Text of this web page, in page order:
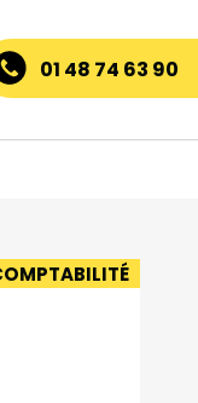
01 48 74 63 90